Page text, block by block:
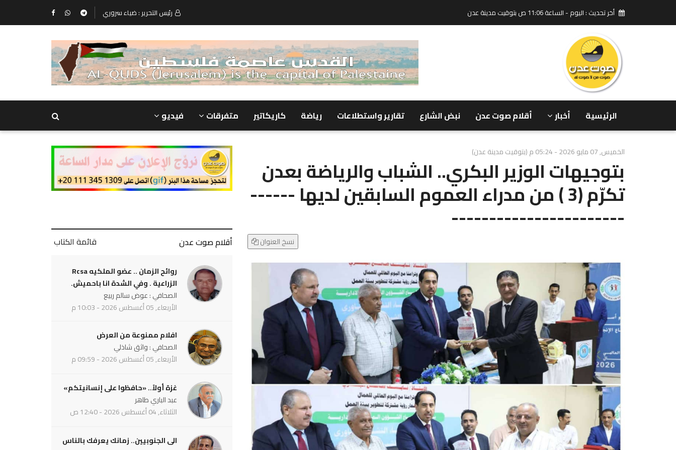
أخر تحديث : اليوم - الساعة 11:06 ص بتوقيت مدينة عدن رئيس التحرير : ضياء سروري
الرئيسية أخبار أقلام صوت عدن نبض الشارع تقارير واستطلاعات رياضة كاريكاتير متفرقات فيديو
الخميس, 07 مايو 2026 - 05:24 م (بتوقيت مدينة عدن)
بتوجيهات الوزير البكري.. الشباب والرياضة بعدن
تكرّم (3 ) من مدراء العموم السابقين لديها ------
-----------------------
نسخ العنوان أقلام صوت عدن قائمة الكتاب
روائح الزمان .. عضو الملكيه Rcsa
الزراعية . وفي الشدة انا باحميش.
الصحافي : عوض سالم ربيع
الأربعاء, 05 أغسطس 2026 - 10:03 م
افلام ممنوعة من العرض
الصحافي : واثق شاذلي
الأربعاء, 05 أغسطس 2026 - 09:59 م
غزة أولاً.. «حافظوا على إنسانيتكم»
عبد الباري طاهر
الثلاثاء, 04 أغسطس 2026 - 12:40 ص
الى الجنوبيين.. زمانك يعرفك بالناس